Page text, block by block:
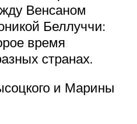
Венсаном
Беллуччи:
время
странах.
и Марины